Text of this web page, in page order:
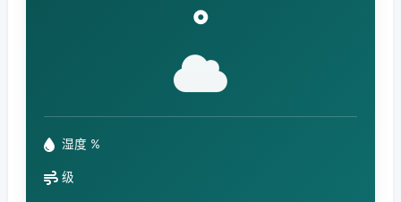
°
湿度 %
级